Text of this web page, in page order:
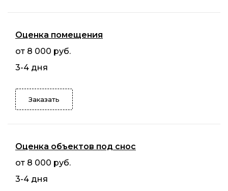
Оценка помещения
от 8 000 руб.
3-4 дня
Заказать
Оценка объектов под снос
от 8 000 руб.
3-4 дня